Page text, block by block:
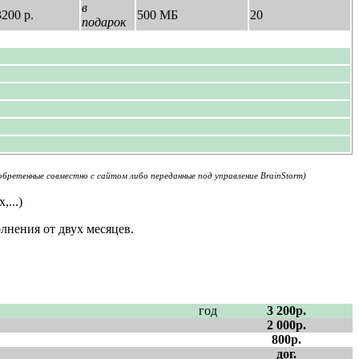
р.
в
подарок
500 МБ 20
совместно с сайтом либо переданные под управление BrainStorm)
от двух месяцев.
год
3 200р.
2 000р.
800р.
дог.